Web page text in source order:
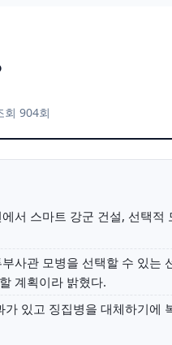
회 904회
서 스마트 강군 건설, 선택적
사관 모병을 선택할 수 있는
계획이라 밝혔다.
있고 징집병을 대체하기에